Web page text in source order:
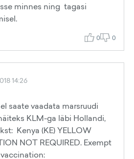
minnes ning tagasi
0 0
14:26
saate vaadata marsruudi
KLM-ga läbi Hollandi,
Kenya (KE) YELLOW
NOT REQUIRED. Exempt